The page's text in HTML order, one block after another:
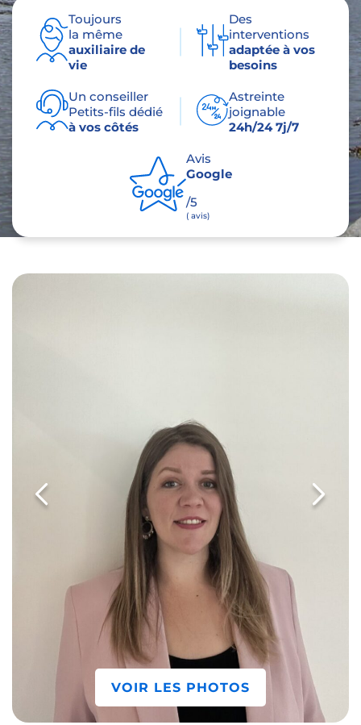
Toujours
la même
auxiliaire de
vie
Des
interventions
adaptée à vos
besoins
Un conseiller
Petits-fils dédié
à vos côtés
Astreinte
joignable
24h/24 7j/7
Avis
Google
/5
( avis)
VOIR LES PHOTOS